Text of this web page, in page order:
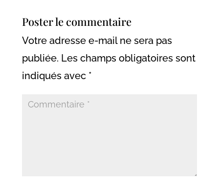
Poster le commentaire
Votre adresse e-mail ne sera pas
publiée. Les champs obligatoires sont
indiqués avec *